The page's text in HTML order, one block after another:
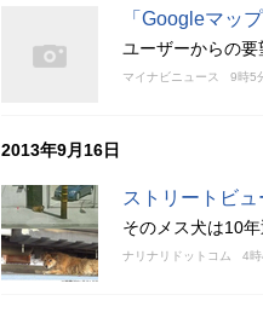
「Googleマッ
ユーザーからの
マイナビニュース 9時5
2013年9月16日
ストリートビ
そのメス犬は10
ナリナリドットコム 4